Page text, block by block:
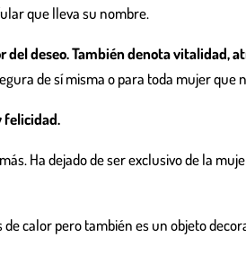
que lleva su nombre.
del deseo. También denota vitalidad,
de sí misma o para toda mujer que
felicidad.
Ha dejado de ser exclusivo de la
calor pero también es un objeto